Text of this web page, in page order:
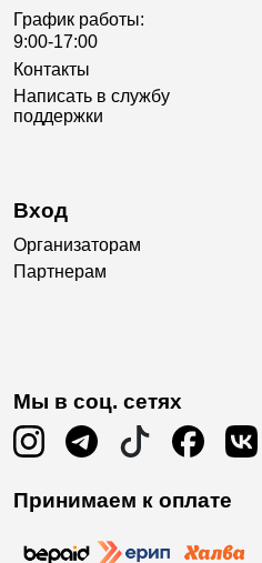
График работы:
9:00-17:00
Контакты
Написать в службу
поддержки
Вход
Организаторам
Партнерам
Мы в соц. сетях
Принимаем к оплате